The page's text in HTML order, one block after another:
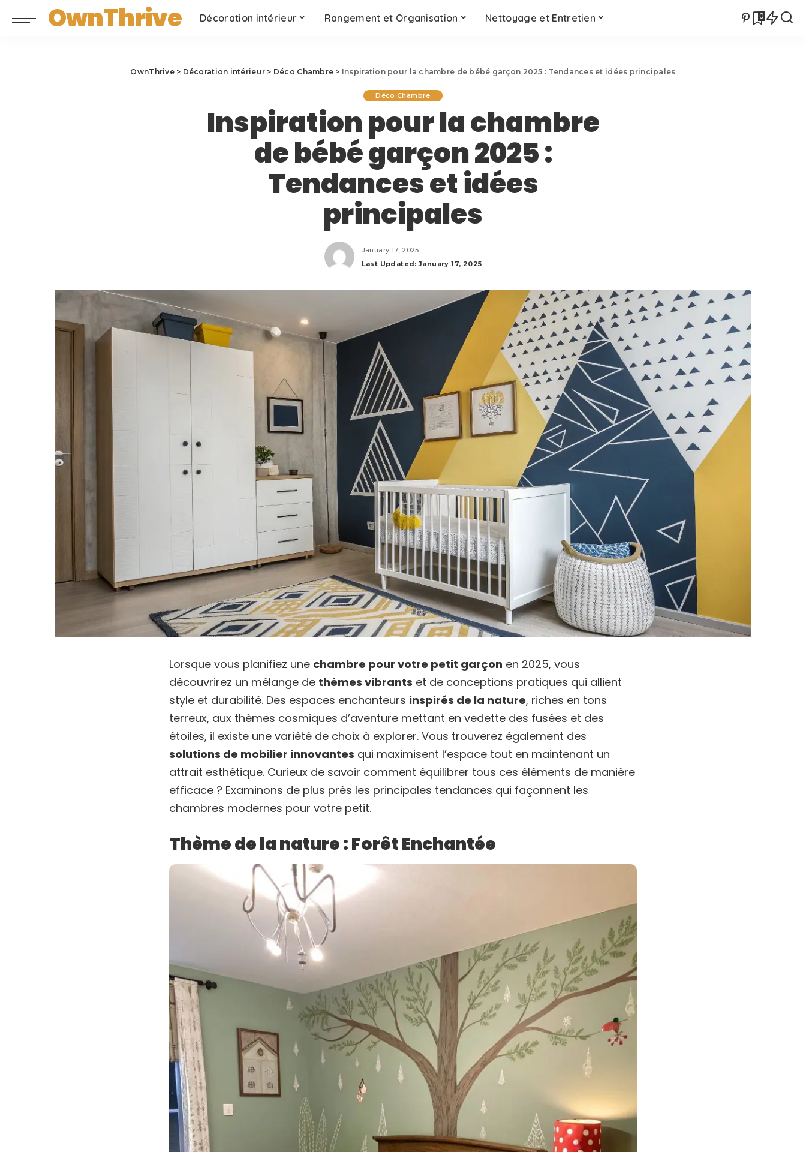
OwnThrive Décoration intérieur Rangement et Organisation Nettoyage et Entretien 0
OwnThrive> Décoration intérieur > Déco Chambre > Inspiration pour la chambre de bébé garçon 2025 : Tendances et idées principales
Déco Chambre
Inspiration pour la chambre
de bébé garçon 2025 :
Tendances et idées
principales
January 17, 2025
Last Updated: January 17, 2025
Lorsque vous planifiez une chambre pour votre petit garçon en 2025, vous
découvrirez un mélange de thèmes vibrants et de conceptions pratiques qui allient
style et durabilité. Des espaces enchanteurs inspirés de la nature, riches en tons
terreux, aux thèmes cosmiques d’aventure mettant en vedette des fusées et des
étoiles, il existe une variété de choix à explorer. Vous trouverez également des
solutions de mobilier innovantes qui maximisent l’espace tout en maintenant un
attrait esthétique. Curieux de savoir comment équilibrer tous ces éléments de manière
efficace ? Examinons de plus près les principales tendances qui façonnent les
chambres modernes pour votre petit.
Thème de la nature : Forêt Enchantée